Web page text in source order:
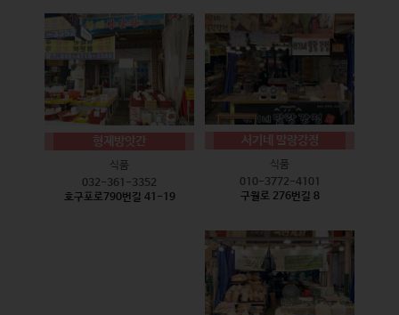
형제방앗간
식품
032-361-3352
호구포로790번길 41-19
서기네 말랑강정
식품
010-3772-4101
구월로 276번길 8